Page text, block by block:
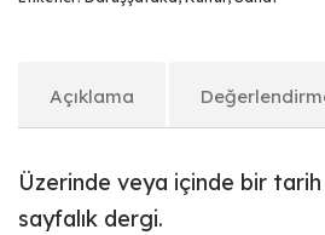
Açıklama
Üzerinde veya içinde bir tarih
sayfalık dergi.